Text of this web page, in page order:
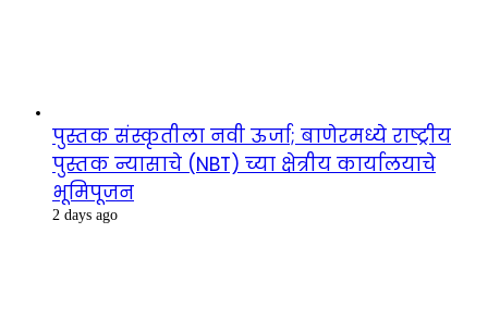
पुस्तक संस्कृतीला नवी ऊर्जा; बाणेरमध्ये राष्ट्रीय
पुस्तक न्यासाचे (NBT) च्या क्षेत्रीय कार्यालयाचे
भूमिपूजन
2 days ago